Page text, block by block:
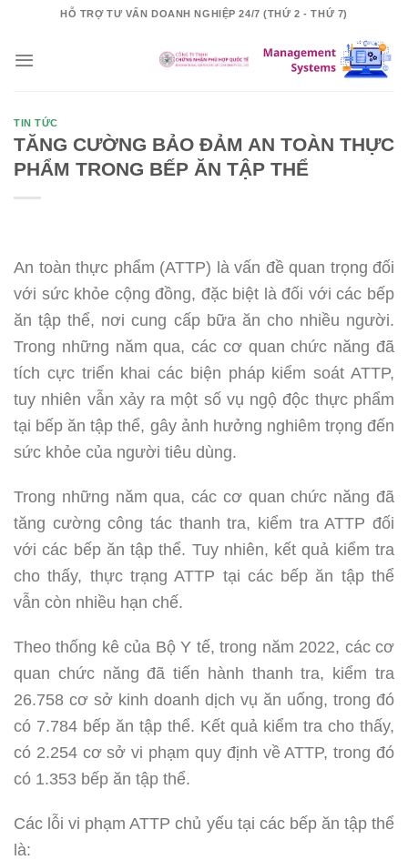
content
HỖ TRỢ TƯ VẤN DOANH NGHIỆP 24/7 (THỨ 2 - THỨ 7)
TIN TỨC
TĂNG CƯỜNG BẢO ĐẢM AN TOÀN THỰC
PHẨM TRONG BẾP ĂN TẬP THỂ
An toàn thực phẩm (ATTP) là vấn đề quan trọng đối
với sức khỏe cộng đồng, đặc biệt là đối với các bếp
ăn tập thể, nơi cung cấp bữa ăn cho nhiều người.
Trong những năm qua, các cơ quan chức năng đã
tích cực triển khai các biện pháp kiểm soát ATTP,
tuy nhiên vẫn xảy ra một số vụ ngộ độc thực phẩm
tại bếp ăn tập thể, gây ảnh hưởng nghiêm trọng đến
sức khỏe của người tiêu dùng.
Trong những năm qua, các cơ quan chức năng đã
tăng cường công tác thanh tra, kiểm tra ATTP đối
với các bếp ăn tập thể. Tuy nhiên, kết quả kiểm tra
cho thấy, thực trạng ATTP tại các bếp ăn tập thể
vẫn còn nhiều hạn chế.
Theo thống kê của Bộ Y tế, trong năm 2022, các cơ
quan chức năng đã tiến hành thanh tra, kiểm tra
26.758 cơ sở kinh doanh dịch vụ ăn uống, trong đó
có 7.784 bếp ăn tập thể. Kết quả kiểm tra cho thấy,
có 2.254 cơ sở vi phạm quy định về ATTP, trong đó
có 1.353 bếp ăn tập thể.
Các lỗi vi phạm ATTP chủ yếu tại các bếp ăn tập thể
là: